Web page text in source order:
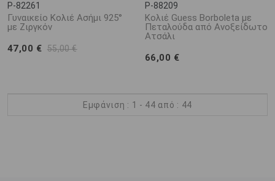
P-82261
Γυναικείο Κολιέ Ασήμι 925°
με Ζιργκόν
47,00 € 55,00 €
P-88209
Κολιέ Guess Borboleta με
Πεταλούδα από Ανοξείδωτο
Ατσάλι
66,00 €
Εμφάνιση : 1 - 44 από : 44